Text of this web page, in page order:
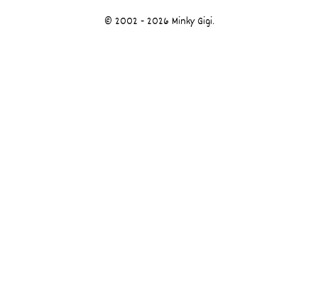
© 2002 - 2026 Minky Gigi.